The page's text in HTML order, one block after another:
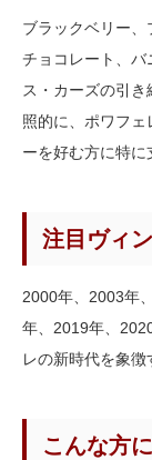
ブラックベリー
チョコレート、バ
ス・カーズの引
照的に、ポワフェ
ーを好む方に特に
注目ヴィ
2000年、2003年
年、2019年、
レの新時代を象徴
こんな方